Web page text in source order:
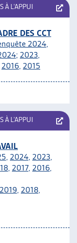
À L’APPUI
DES CCT
2024,
; 2023,
2016, 2015
À L’APPUI
, 2024, 2023,
, 2017, 2016,
2019, 2018,